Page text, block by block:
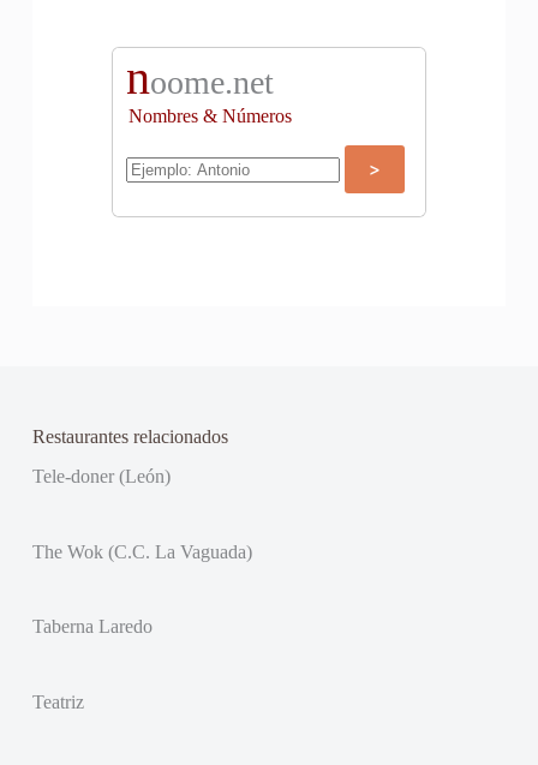
noome.net
Nombres & Números
Restaurantes relacionados
Tele-doner (León)
The Wok (C.C. La Vaguada)
Taberna Laredo
Teatriz